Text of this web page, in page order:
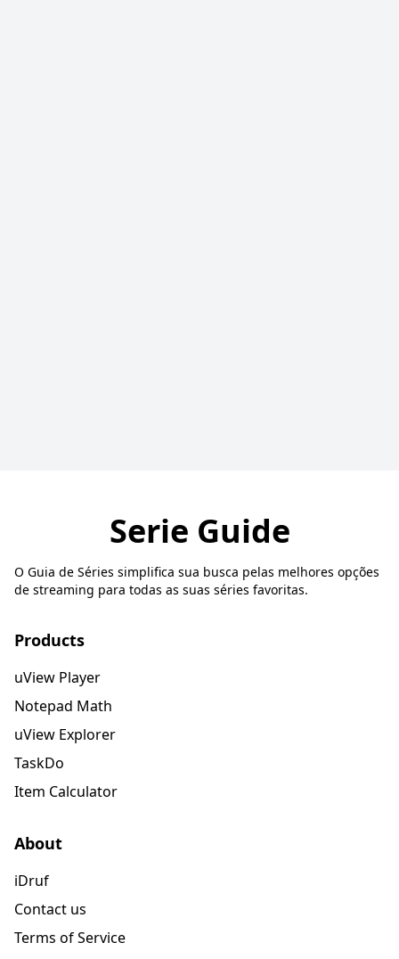
Serie Guide
O Guia de Séries simplifica sua busca pelas melhores opções
de streaming para todas as suas séries favoritas.
Products
uView Player
Notepad Math
uView Explorer
TaskDo
Item Calculator
About
iDruf
Contact us
Terms of Service